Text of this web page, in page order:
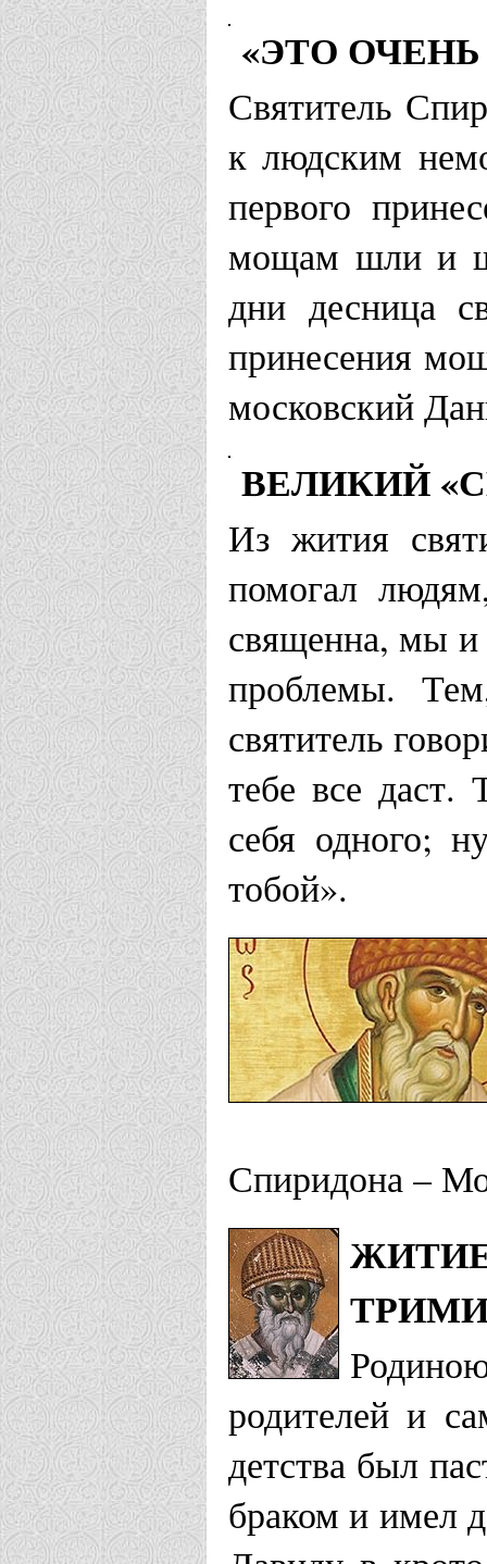
«ЭТО
Святитель
к людским
первого
мощам шли и
дни десница
принесения
московский
ВЕЛИКИЙ
Из жития
помогал
священна, мы и
проблемы.
святитель
тебе все
себя одного;
тобой».
Спиридона –
родителей и
детства был
браком и имел